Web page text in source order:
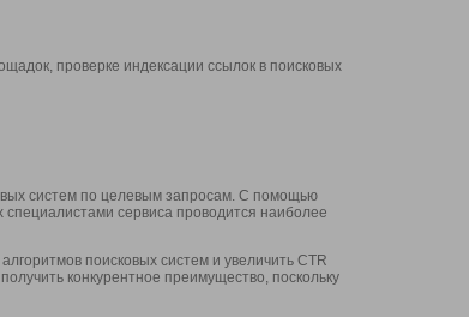
проверке индексации ссылок в поисковых
систем по целевым запросам. С помощью
сервиса проводится наиболее
поисковых систем и увеличить CTR
конкурентное преимущество, поскольку